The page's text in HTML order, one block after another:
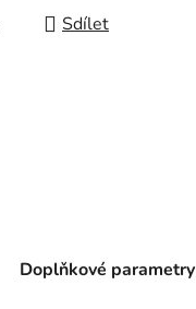
Sdílet
Doplňkové parametry